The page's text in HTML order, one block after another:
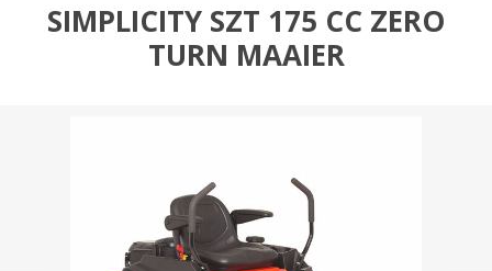
SIMPLICITY SZT 175 CC ZERO
TURN MAAIER